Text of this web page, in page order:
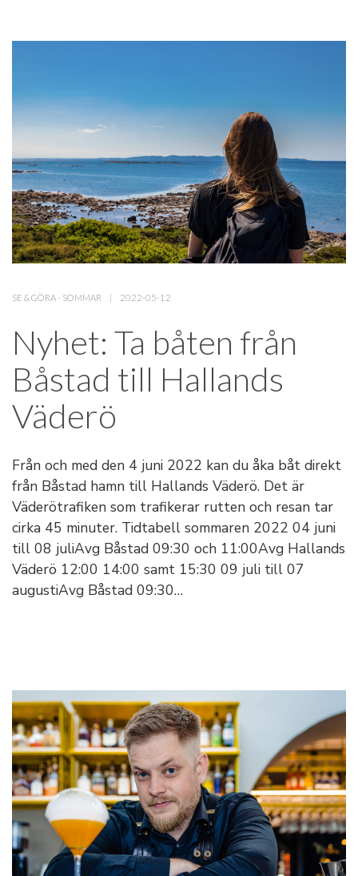
SE & GÖRA- SOMMAR 2022-05-12
Nyhet: Ta båten från
Båstad till Hallands
Väderö
Från och med den 4 juni 2022 kan du åka båt direkt
från Båstad hamn till Hallands Väderö. Det är
Väderötrafiken som trafikerar rutten och resan tar
cirka 45 minuter. Tidtabell sommaren 2022 04 juni
till 08 juliAvg Båstad 09:30 och 11:00Avg Hallands
Väderö 12:00 14:00 samt 15:30 09 juli till 07
augustiAvg Båstad 09:30…